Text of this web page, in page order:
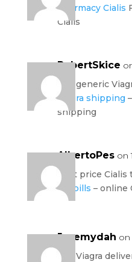
pharmacy Cialis
Cialis
RobertSkice
buy generic
Viagra shipping
shipping
AlbertoPes on
best price Cialis
ED pills – online
Jeremydah on
fast Viagra